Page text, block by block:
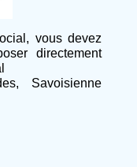
vous devez
directement
Savoisienne